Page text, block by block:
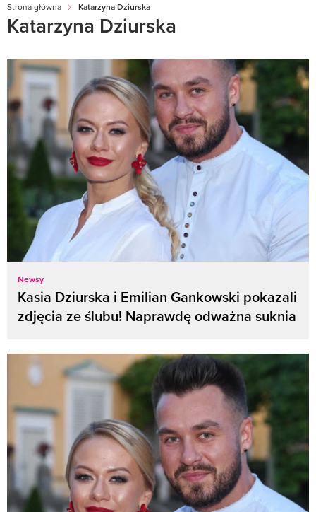
Strona główna Katarzyna Dziurska
Katarzyna Dziurska
Newsy
Kasia Dziurska i Emilian Gankowski pokazali
zdjęcia ze ślubu! Naprawdę odważna suknia